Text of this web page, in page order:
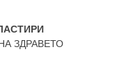
ЗДРАВЕТО